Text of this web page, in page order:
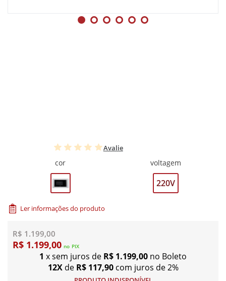
Avalie
cor voltagem
220V
Ler informações do produto
R$ 1.199,00
R$ 1.199,00 no PIX
1 x sem juros de R$ 1.199,00 no Boleto
12Xde R$ 117,90 com juros de 2%